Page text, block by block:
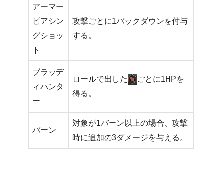
アーマー
ピアシン
グショッ
ト
攻撃ごとに1バックダウンを付与
する。
ブラッデ
ィハンタ
ー
ロールで出した
ごとに1HPを
得る。
バーン
対象が1バーン以上の場合、攻撃
時に追加の3ダメージを与える。